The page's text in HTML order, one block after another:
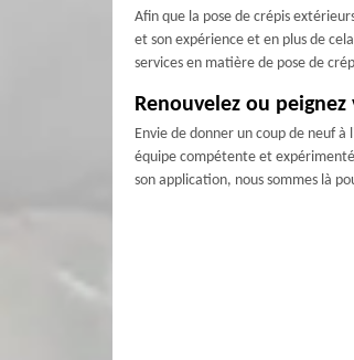
Afin que la pose de crépis
et son expérience et en plus de
services en matière de pose de
Renouvelez ou
Envie de donner un coup de neuf
équipe compétente et
son application, nous sommes là